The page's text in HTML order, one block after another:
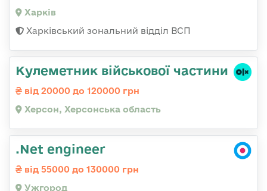
Харків
Харківський зональний відділ ВСП
Кулеметник військової частини
від 20000 до 120000 грн
Херсон, Херсонська область
.Net engineer
від 55000 до 130000 грн
Ужгород